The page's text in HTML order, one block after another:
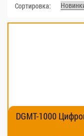
Сортировка:
DGMT-1000